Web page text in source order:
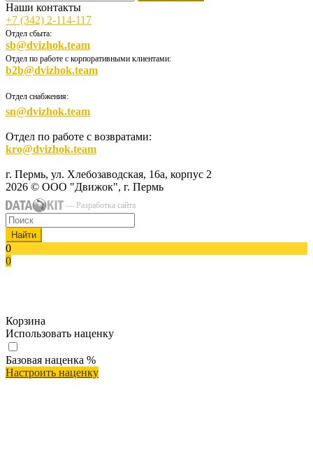
Наши контакты
+7 (342) 2-114-117
Отдел сбыта:
sb@dvizhok.team
Отдел по работе с корпоративными клиентами:
b2b@dvizhok.team
Отдел снабжения:
sn@dvizhok.team
Отдел по работе с возвратами:
kro@dvizhok.team
г. Пермь, ул. Хлебозаводская, 16а, корпус 2
2026 © ООО "Движок", г. Пермь
— Разработка сайта
Найти
0
0
Корзина
Использовать наценку
Базовая наценка %
Настроить наценку